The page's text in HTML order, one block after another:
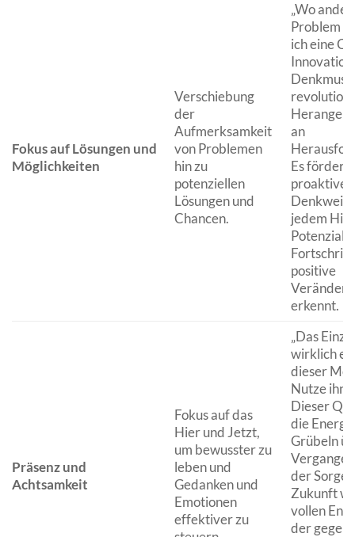
Fokus auf Lösungen und
Möglichkeiten
Verschiebung
der
Aufmerksamkeit
von Problemen
hin zu
potenziellen
Lösungen und
Chancen.
„Wo
Problem
ich eine
an
Es fördert
proaktive,
jedem
Potenzial
Fortschritt
positive
erkennt.
Präsenz und
Achtsamkeit
Fokus auf das
Hier und Jetzt,
um bewusster zu
leben und
Gedanken und
Emotionen
effektiver zu
„Das
wirklich
dieser
Nutze ihn
Dieser
die
Grübeln
der Sorge
Zukunft
vollen
der